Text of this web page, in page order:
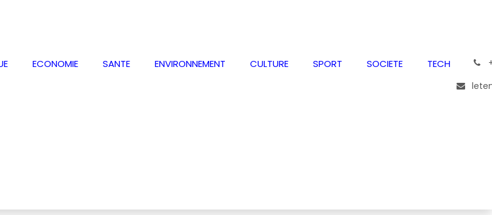
ECONOMIE SANTE ENVIRONNEMENT CULTURE SPORT SOCIETE TECH